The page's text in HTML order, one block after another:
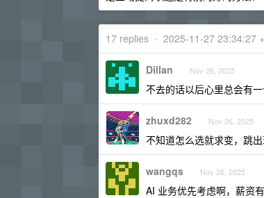
17 replies • 2025-11-27 23:34:27
Dillan Nov 26, 2025
不去的话以后心里总会有
zhuxd282 Nov 26, 2025
不知道怎么选就求变，跳
wangqs Nov 26, 2025
AI 业务优先考虑啊，薪资